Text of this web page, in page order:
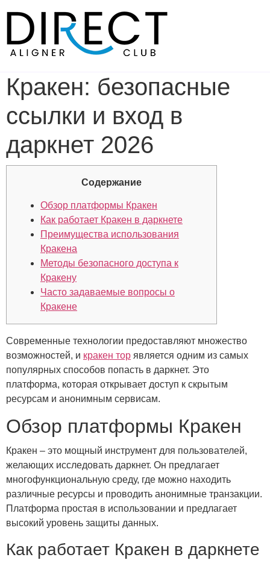
content
Кракен: безопасные
ссылки и вход в
даркнет 2026
Содержание
Обзор платформы Кракен
Как работает Кракен в даркнете
Преимущества использования
Кракена
Методы безопасного доступа к
Кракену
Часто задаваемые вопросы о
Кракене
Современные технологии предоставляют множество
возможностей, и кракен тор является одним из самых
популярных способов попасть в даркнет. Это
платформа, которая открывает доступ к скрытым
ресурсам и анонимным сервисам.
Обзор платформы Кракен
Кракен – это мощный инструмент для пользователей,
желающих исследовать даркнет. Он предлагает
многофункциональную среду, где можно находить
различные ресурсы и проводить анонимные транзакции.
Платформа простая в использовании и предлагает
высокий уровень защиты данных.
Как работает Кракен в даркнете